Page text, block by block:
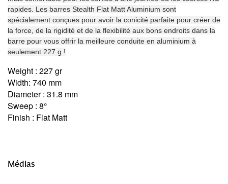
rapides. Les barres Stealth Flat Matt Aluminium sont
spécialement conçues pour avoir la conicité parfaite pour créer de
la force, de la rigidité et de la flexibilité aux bons endroits dans la
barre pour vous offrir la meilleure conduite en aluminium à
seulement 227 g !
Weight : 227 gr
Width: 740 mm
Diameter : 31.8 mm
Sweep : 8°
Finish : Flat Matt
Médias